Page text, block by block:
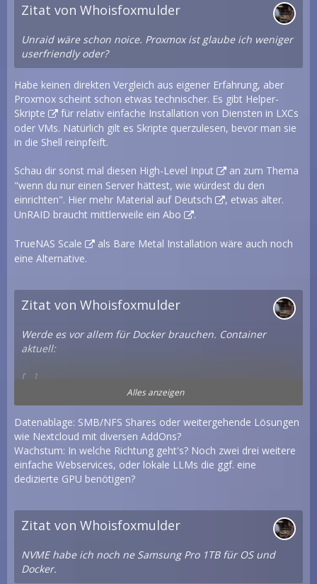
Zitat von Whoisfoxmulder
Unraid wäre schon noice. Proxmox ist glaube ich weniger
userfriendly oder?
Habe keinen direkten Vergleich aus eigener Erfahrung, aber
Proxmox scheint schon etwas technischer. Es gibt Helper-
Skripte
für relativ einfache Installation von Diensten in LXCs
oder VMs. Natürlich gilt es Skripte querzulesen, bevor man sie
in die Shell reinpfeift.
Schau dir sonst mal diesen High-Level Input
an zum Thema
"wenn du nur einen Server hättest, wie würdest du den
einrichten". Hier mehr Material auf Deutsch
, etwas älter.
UnRAID braucht mittlerweile ein Abo .
TrueNAS Scale
als Bare Metal Installation wäre auch noch
eine Alternative.
Zitat von Whoisfoxmulder
Werde es vor allem für Docker brauchen. Container
aktuell:
[...]
Datenablage / Dokumente / Foto
[...]
Liste wird aber noch wachsen.
Alles anzeigen
Datenablage: SMB/NFS Shares oder weitergehende Lösungen
wie Nextcloud mit diversen AddOns?
Wachstum: In welche Richtung geht's? Noch zwei drei weitere
einfache Webservices, oder lokale LLMs die ggf. eine
dedizierte GPU benötigen?
Zitat von Whoisfoxmulder
NVME habe ich noch ne Samsung Pro 1TB für OS und
Docker.